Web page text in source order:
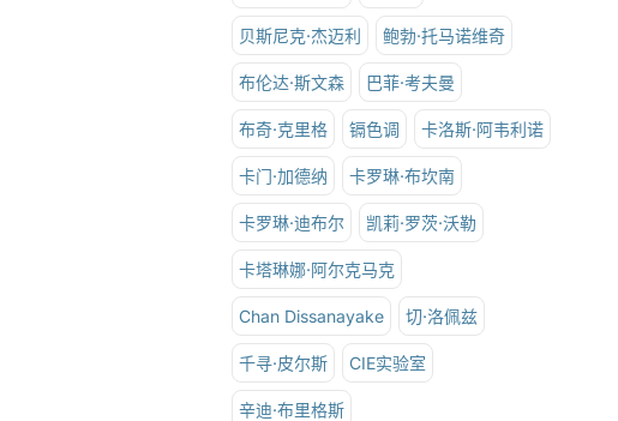
贝斯尼克·杰迈利 鲍勃·托马诺维奇
布伦达·斯文森 巴菲·考夫曼
布奇·克里格 镉色调 卡洛斯·阿韦利诺
卡门·加德纳 卡罗琳·布坎南
卡罗琳·迪布尔 凯莉·罗茨·沃勒
卡塔琳娜·阿尔克马克
Chan Dissanayake 切·洛佩兹
千寻·皮尔斯 CIE实验室
辛迪·布里格斯